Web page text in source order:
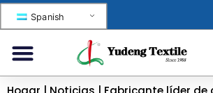
Spanish